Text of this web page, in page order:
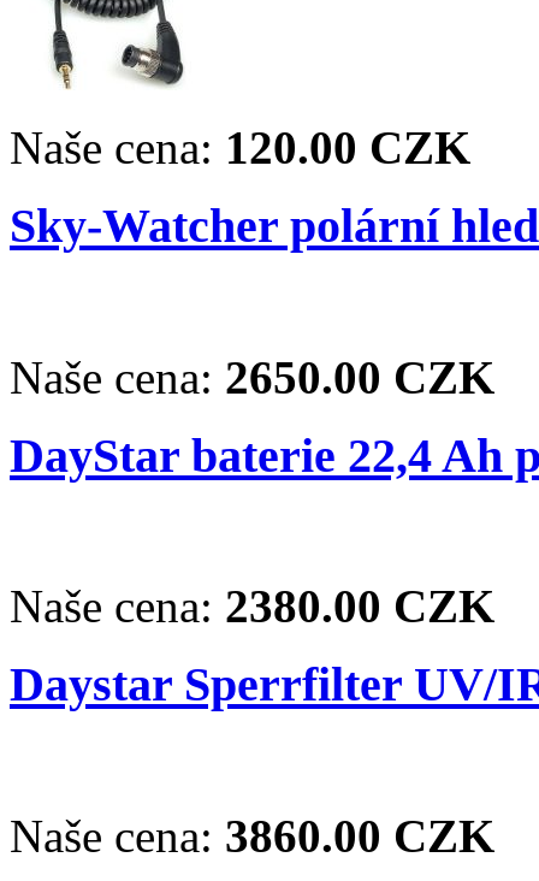
Naše cena: 120.00 CZK
Sky-Watcher polární
Naše cena: 2650.00 CZK
DayStar baterie 22,4
Naše cena: 2380.00 CZK
Daystar Sperrfilter UV/
Naše cena: 3860.00 CZK